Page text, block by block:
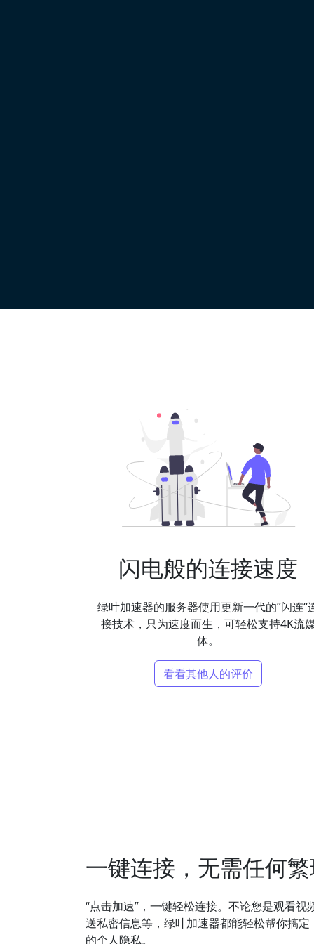
闪电般的连接速度
绿叶加速器的服务器使用更新一代的”闪连“
接技术，只为速度而生，可轻松支持4K流
体。
看看其他人的评价
一键连接，无需任何
“点击加速”，一键轻松连接。不论您是观看
送私密信息等，绿叶加速器都能轻松帮你搞
的个人隐私。